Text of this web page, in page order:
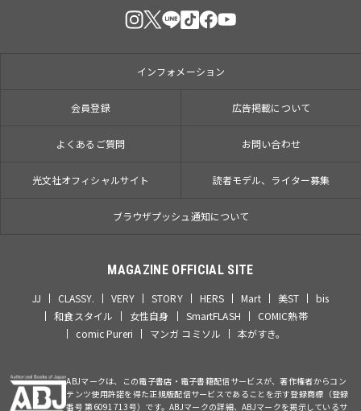
インフォメーション
会員登録 広告掲載について
よくあるご質問 お問い合わせ
光文社オフィシャルサイト 読者モデル、ライター募集
ブラウザプッシュ通知について
MAGAZINE OFFICIAL SITE
JJ CLASSY. VERY STORY HERS Mart 美ST
bis
和食スタイル
女性自身 SmartFLASH
COMIC熱帯
comic Pureri
マンガ コミソル 本がすき。
ABJマークは、この電子書店・電子書籍配信サービスが、著作権者からコン
テンツ使用許諾を得た正規版配信サービスであることを示す登録商標（登録
番号 第6091713号）です。ABJマークの詳細、ABJマークを掲示しているサ